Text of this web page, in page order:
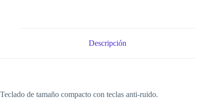
Descripción
Teclado de tamaño compacto con teclas anti-ruido.